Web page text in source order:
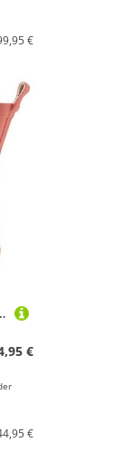
€
Gr 37 rosa/rot
€
€